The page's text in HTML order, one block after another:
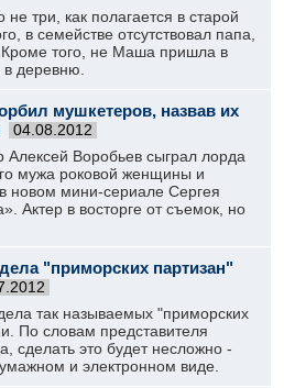
три, как полагается в старой
в семействе отсутствовал папа,
того, не Маша пришла в
деревню.
мушкетеров, назвав их
04.08.2012
Алексей Воробьев сыграл лорда
мужа роковой женщины и
мини-сериале Сергея
Актер в восторге от съемок, но
"приморских партизан"
так называемых "приморских
По словам представителя
сделать это будет несложно -
и электронном виде.